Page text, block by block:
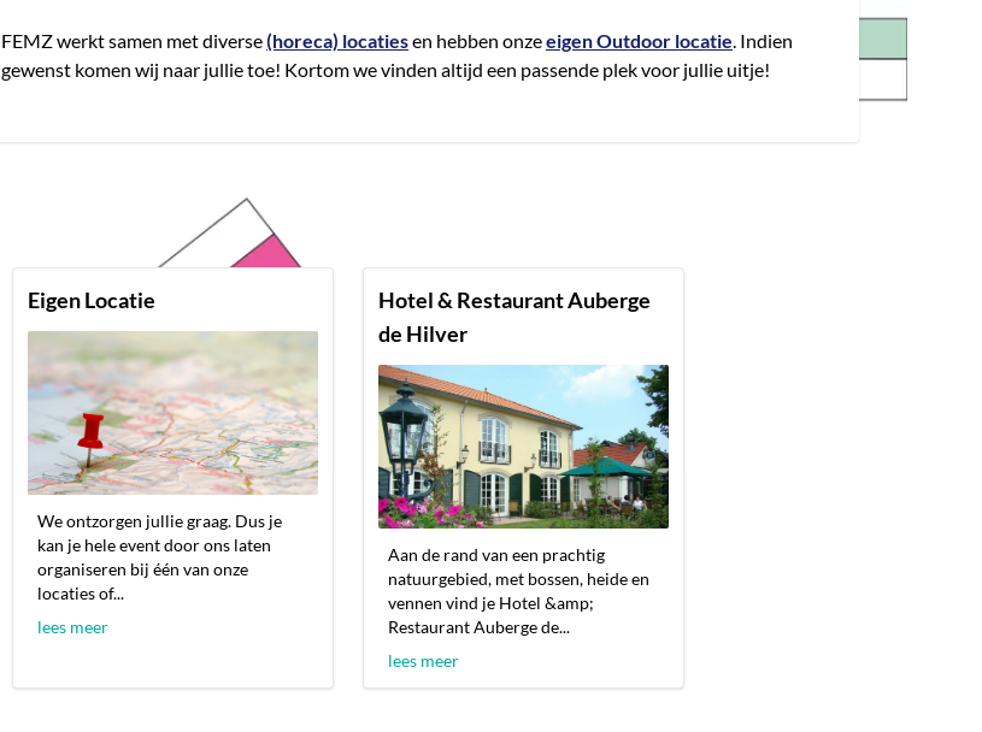
FEMZ werkt samen met diverse(horeca) locatiesen hebben onzeeigen Outdoor locatie. Indien
gewenst komen wij naar jullie toe! Kortom we vinden altijd een passende plek voor jullie uitje!
Eigen Locatie
We ontzorgen jullie graag. Dus je
kan je hele event door ons laten
organiseren bij één van onze
locaties of...
lees meer
Hotel & Restaurant Auberge
de Hilver
Aan de rand van een prachtig
natuurgebied, met bossen, heide en
vennen vind je Hotel &amp;
Restaurant Auberge de...
lees meer